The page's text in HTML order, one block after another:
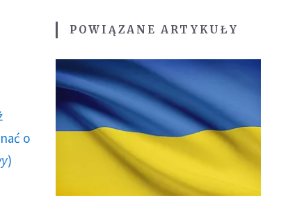
o
)
POWIĄZANE ARTYKUŁY